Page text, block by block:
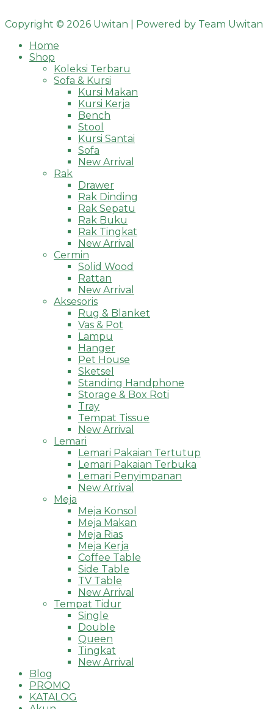
Copyright © 2026 Uwitan | Powered by Team Uwitan
Home
Shop
Koleksi Terbaru
Sofa & Kursi
Kursi Makan
Kursi Kerja
Bench
Stool
Kursi Santai
Sofa
New Arrival
Rak
Drawer
Rak Dinding
Rak Sepatu
Rak Buku
Rak Tingkat
New Arrival
Cermin
Solid Wood
Rattan
New Arrival
Aksesoris
Rug & Blanket
Vas & Pot
Lampu
Hanger
Pet House
Sketsel
Standing Handphone
Storage & Box Roti
Tray
Tempat Tissue
New Arrival
Lemari
Lemari Pakaian Tertutup
Lemari Pakaian Terbuka
Lemari Penyimpanan
New Arrival
Meja
Meja Konsol
Meja Makan
Meja Rias
Meja Kerja
Coffee Table
Side Table
TV Table
New Arrival
Tempat Tidur
Single
Double
Queen
Tingkat
New Arrival
Blog
PROMO
KATALOG